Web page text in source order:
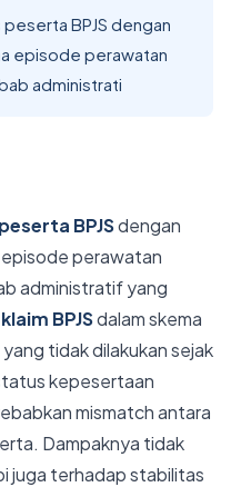
BPJS dengan
episode perawatan
administrati
BPJSdengan
perawatan
administratif yang
BPJSdalam skema
yang tidak dilakukan sejak
kepesertaan
mismatch antara
Dampaknya tidak
juga terhadap stabilitas